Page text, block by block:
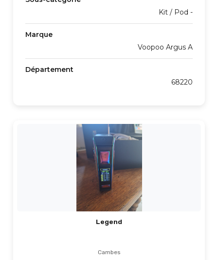
Kit / Pod -
Marque
Voopoo Argus A
Département
68220
Legend
Cambes